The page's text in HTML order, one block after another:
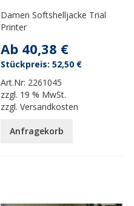
Damen Softshelljacke Trial
Printer
Ab 40,38 €
Art.Nr: 2261045
zzgl. 19 % MwSt.
zzgl.Versandkosten
52,50 €
Anfragekorb